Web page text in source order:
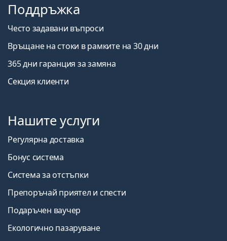
Поддръжка
Често задавани въпроси
Връщане на стоки в рамките на 30 дни
365 дни гаранция за замяна
Секция клиенти
Нашите услуги
Регулярна доставка
Бонус система
Система за отстъпки
Препоръчай приятел и спести
Подаръчен ваучер
Екологично пазаруване